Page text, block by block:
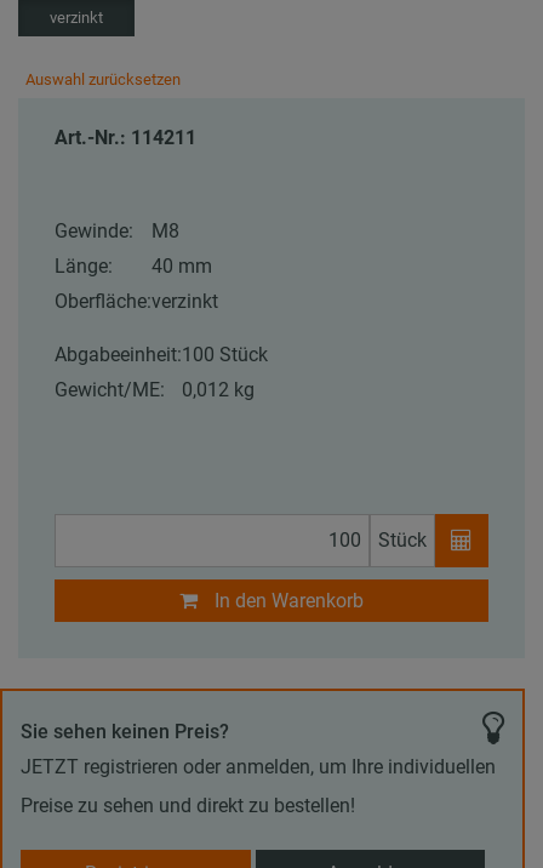
verzinkt
Auswahl zurücksetzen
Art.-Nr.: 114211
Gewinde:
M8
Länge:
40 mm
Oberfläche:verzinkt
Abgabeeinheit:100 Stück
Gewicht/ME:
0,012 kg
Stück
In den Warenkorb
Sie sehen keinen Preis?
JETZT registrieren oder anmelden, um Ihre individuellen
Preise zu sehen und direkt zu bestellen!